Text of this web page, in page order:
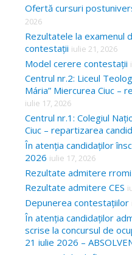
Ofertă cursuri
2026
Rezultatele la examenul
contestații iulie 21, 2026
Model cerere contestații
Centrul nr.2: Liceul
Mária” Miercurea Ciuc –
iulie 17, 2026
Centrul nr.1: Colegiul
Ciuc – repartizarea
În atenția candidaților
2026 iulie 17, 2026
Rezultate admitere rromi
Rezultate admitere CES
Depunerea contestațiilor
În atenția candidaților
scrise la concursul de
21 iulie 2026 –